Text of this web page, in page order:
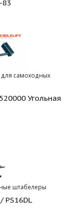
83
для самоходных
Угольная
штабелеры
PS16DL